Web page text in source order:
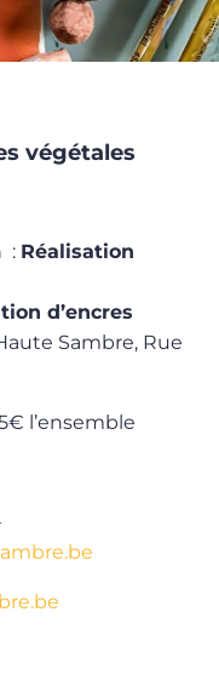
végétales
: Réalisation
d’encres
Sambre, Rue
l’ensemble